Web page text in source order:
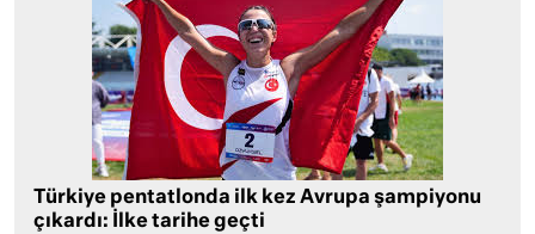
Türkiye pentatlonda ilk kez Avrupa şampiyonu
çıkardı: İlke tarihe geçti